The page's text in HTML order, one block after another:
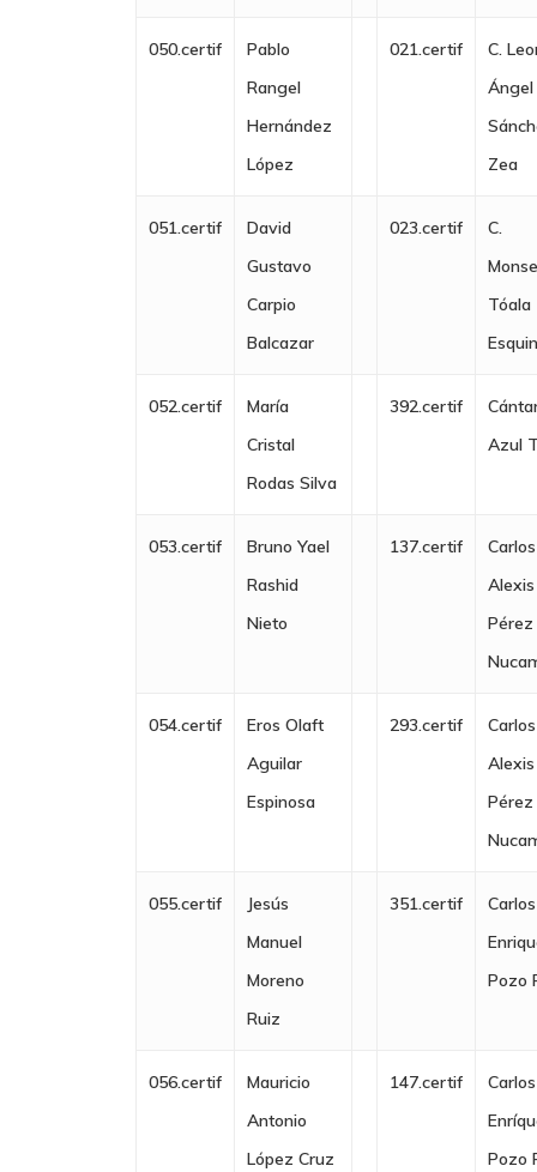
050.certif
Pablo
Rangel
Hernández
López
021.certif
C.
Ángel
Zea
051.certif
David
Gustavo
Carpio
Balcazar
023.certif
C.
Tóala
052.certif
María
Cristal
Rodas Silva
392.certif
Azul
053.certif
Bruno Yael
Rashid
Nieto
137.certif
Carlos
Alexis
Pérez
054.certif
Eros Olaft
Aguilar
Espinosa
293.certif
Carlos
Alexis
Pérez
055.certif
Jesús
Manuel
Moreno
Ruiz
351.certif
Carlos
Pozo
056.certif
Mauricio
Antonio
López Cruz
147.certif
Carlos
Pozo